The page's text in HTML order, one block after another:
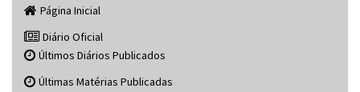
Página Inicial
Diário Oficial
Últimos Diários Publicados
Últimas Matérias Publicadas